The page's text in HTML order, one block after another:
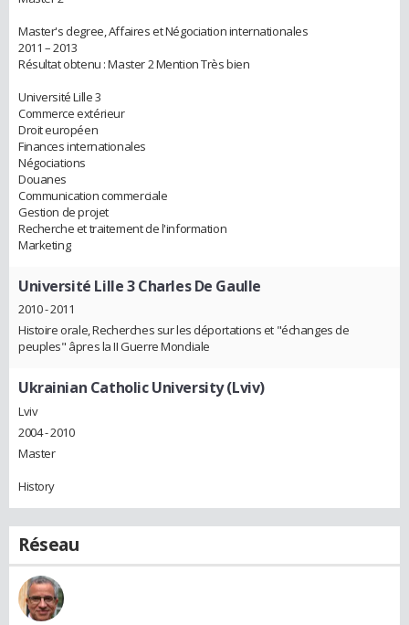
Master's degree, Affaires et Négociation internationales
2011 – 2013
Résultat obtenu : Master 2 Mention Très bien
Université Lille 3
Commerce extérieur
Droit européen
Finances internationales
Négociations
Douanes
Communication commerciale
Gestion de projet
Recherche et traitement de l'information
Marketing
Université Lille 3 Charles De Gaulle
2010 - 2011
Histoire orale, Recherches sur les déportations et "échanges de
peuples" âpres la II Guerre Mondiale
Ukrainian Catholic University (Lviv)
Lviv
2004 - 2010
Master
History
Réseau